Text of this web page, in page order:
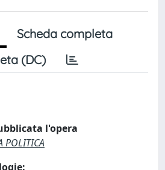
Scheda completa
(DC)
l'opera
POLITICA